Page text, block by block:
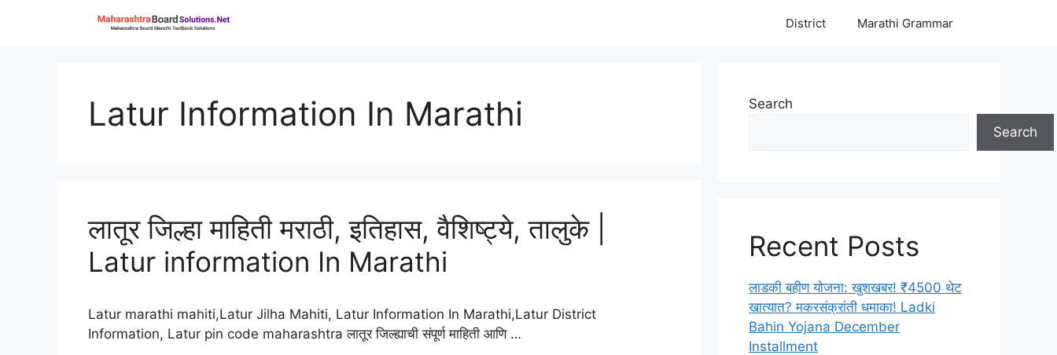
District Marathi Grammar
Latur Information In Marathi
लातूर जिल्हा माहिती मराठी, इतिहास, वैशिष्ट्ये, तालुके |
Latur information In Marathi
Latur marathi mahiti,Latur Jilha Mahiti, Latur Information In Marathi,Latur District
Information, Latur pin code maharashtra लातूर जिल्ह्याची संपूर्ण माहिती आणि …
Search
Search
Recent Posts
लाडकी बहीण योजना: खुशखबर! ₹4500 थेट
खात्यात? मकरसंक्रांती धमाका! Ladki
Bahin Yojana December
Installment